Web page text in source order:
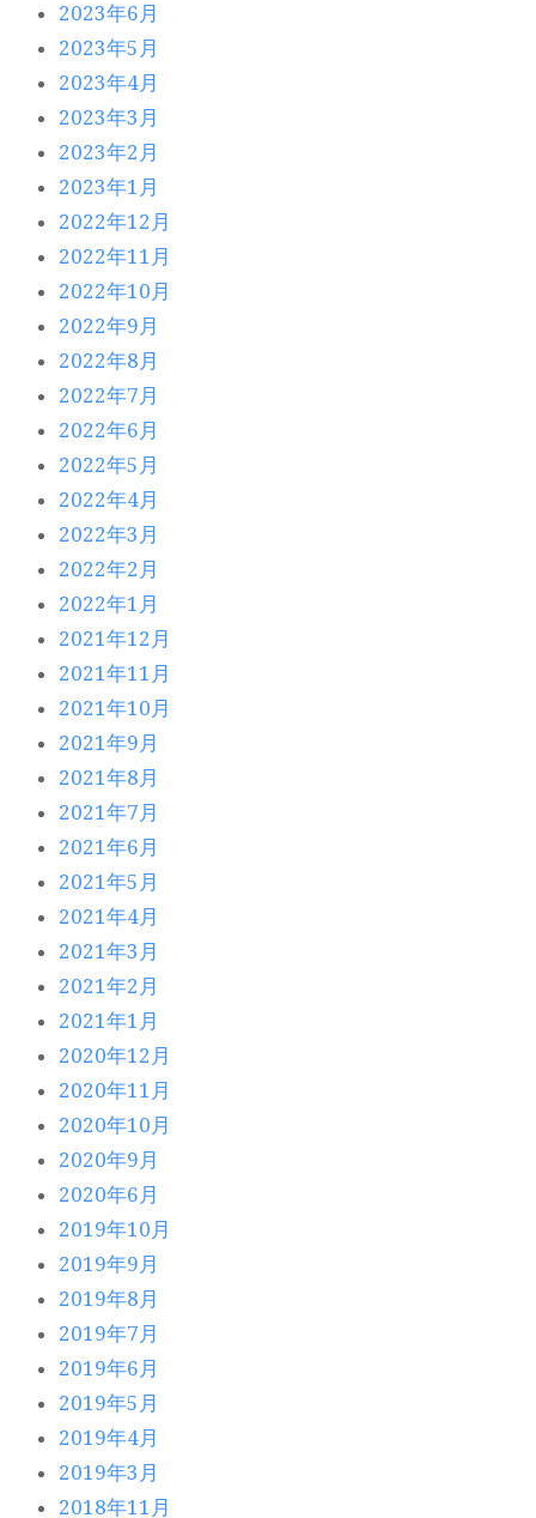
2023年6月
2023年5月
2023年4月
2023年3月
2023年2月
2023年1月
2022年12月
2022年11月
2022年10月
2022年9月
2022年8月
2022年7月
2022年6月
2022年5月
2022年4月
2022年3月
2022年2月
2022年1月
2021年12月
2021年11月
2021年10月
2021年9月
2021年8月
2021年7月
2021年6月
2021年5月
2021年4月
2021年3月
2021年2月
2021年1月
2020年12月
2020年11月
2020年10月
2020年9月
2020年6月
2019年10月
2019年9月
2019年8月
2019年7月
2019年6月
2019年5月
2019年4月
2019年3月
2018年11月